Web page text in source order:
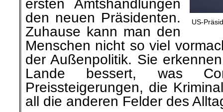
US-
ersten Amtshandlungen
den neuen Präsidenten.
Zuhause kann man den
Menschen nicht so viel
der Außenpolitik. Sie
Lande bessert, was
Preissteigerungen, die
all die anderen Felder des